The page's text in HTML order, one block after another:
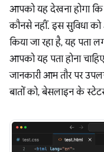
आपको यह देखना होगा
कौनसे नहीं. इस सुविधा
किया जा रहा है, यह पता
आपको यह पता होना
जानकारी आम तौर पर
बातों को, बेसलाइन के